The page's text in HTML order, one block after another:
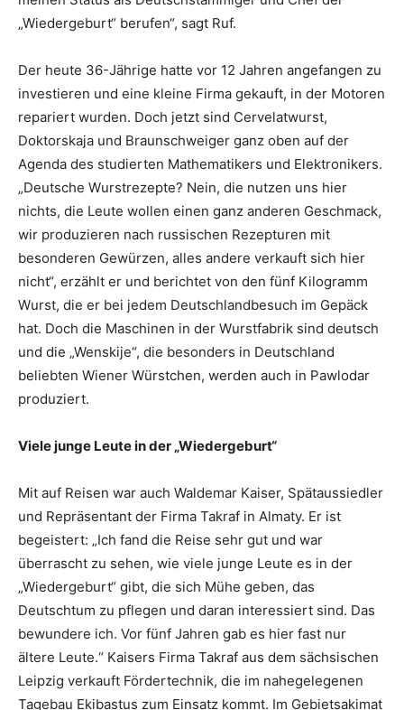
„Wiedergeburt“ berufen“, sagt Ruf.
Der heute 36-Jährige hatte vor 12 Jahren angefangen zu
investieren und eine kleine Firma gekauft, in der Motoren
repariert wurden. Doch jetzt sind Cervelatwurst,
Doktorskaja und Braunschweiger ganz oben auf der
Agenda des studierten Mathematikers und Elektronikers.
„Deutsche Wurstrezepte? Nein, die nutzen uns hier
nichts, die Leute wollen einen ganz anderen Geschmack,
wir produzieren nach russischen Rezepturen mit
besonderen Gewürzen, alles andere verkauft sich hier
nicht“, erzählt er und berichtet von den fünf Kilogramm
Wurst, die er bei jedem Deutschlandbesuch im Gepäck
hat. Doch die Maschinen in der Wurstfabrik sind deutsch
und die „Wenskije“, die besonders in Deutschland
beliebten Wiener Würstchen, werden auch in Pawlodar
produziert.
Viele junge Leute in der „Wiedergeburt“
Mit auf Reisen war auch Waldemar Kaiser, Spätaussiedler
und Repräsentant der Firma Takraf in Almaty. Er ist
begeistert: „Ich fand die Reise sehr gut und war
überrascht zu sehen, wie viele junge Leute es in der
„Wiedergeburt“ gibt, die sich Mühe geben, das
Deutschtum zu pflegen und daran interessiert sind. Das
bewundere ich. Vor fünf Jahren gab es hier fast nur
ältere Leute.“ Kaisers Firma Takraf aus dem sächsischen
Leipzig verkauft Fördertechnik, die im nahegelegenen
Tagebau Ekibastus zum Einsatz kommt. Im Gebietsakimat